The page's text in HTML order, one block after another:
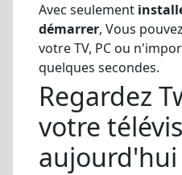
Avec seulement
démarrer, Vous
votre TV, PC ou
quelques secondes.
Regardez
votre
aujourd'hui